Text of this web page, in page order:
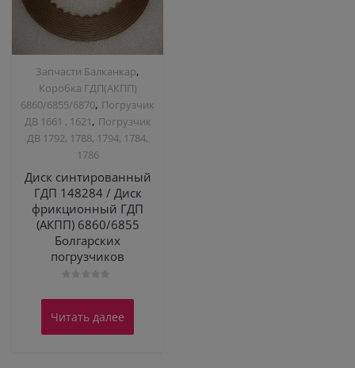
Запчасти Балканкар,
Коробка ГДП(АКПП)
6860/6855/6870, Погрузчик
ДВ 1661 , 1621, Погрузчик
ДВ 1792, 1788, 1794, 1784,
1786
Диск синтированный
ГДП 148284 / Диск
фрикционный ГДП
(АКПП) 6860/6855
Болгарских
погрузчиков
0
5
Читать далее